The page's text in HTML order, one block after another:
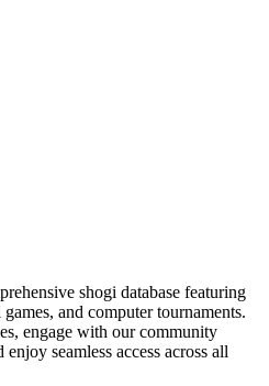
shogi database featuring
and computer tournaments.
engage with our community
seamless access across all